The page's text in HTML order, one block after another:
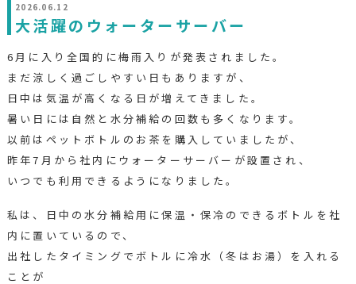
2026.06.12
大活躍のウォーターサーバー
6月に入り全国的に梅雨入りが発表されました。
まだ涼しく過ごしやすい日もありますが、
日中は気温が高くなる日が増えてきました。
暑い日には自然と水分補給の回数も多くなります。
以前はペットボトルのお茶を購入していましたが、
昨年7月から社内にウォーターサーバーが設置され、
いつでも利用できるようになりました。
私は、日中の水分補給用に保温・保冷のできるボトルを社
内に置いているので、
出社したタイミングでボトルに冷水（冬はお湯）を入れる
ことが